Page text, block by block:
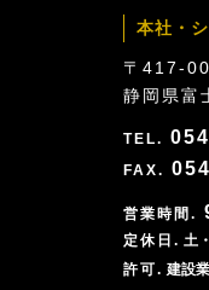
本社・
〒417-
静岡県富
土
建設